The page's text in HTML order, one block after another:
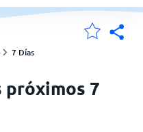
7 Días
próximos 7